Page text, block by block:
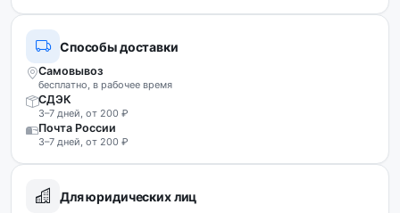
Способы доставки
Самовывоз
бесплатно, в рабочее время
СДЭК
3–7 дней, от 200 ₽
Почта России
3–7 дней, от 200 ₽
Для юридических лиц